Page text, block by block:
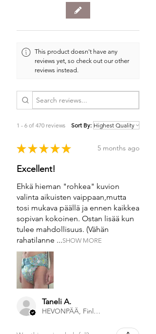
This product doesn't have any
reviews yet, so check out our other
reviews instead.
1 - 6 of 470 reviews Sort By:
★ ★ ★ ★ ★ 5 months ago
Excellent!
Ehkä hieman "rohkea" kuvion
valinta aikuisten vaippaan,mutta
tosi mukava päällä ja ennen kaikkea
sopivan kokoinen. Ostan lisää kun
tulee mahdollisuus. (Vähän
rahatilanne ...SHOW MORE
Taneli A.
HEVONPÄÄ, Finland